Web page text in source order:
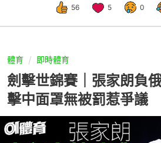
56 5 0
體育 即時體育
劍擊世錦賽｜張家朗負
擊中面罩無被罰惹爭議